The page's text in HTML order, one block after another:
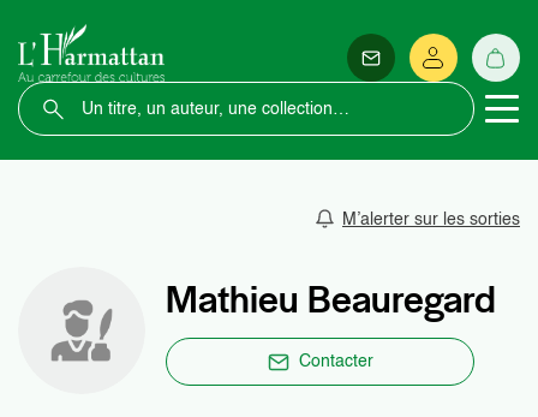
M’alerter sur les sorties
Mathieu Beauregard
Contacter